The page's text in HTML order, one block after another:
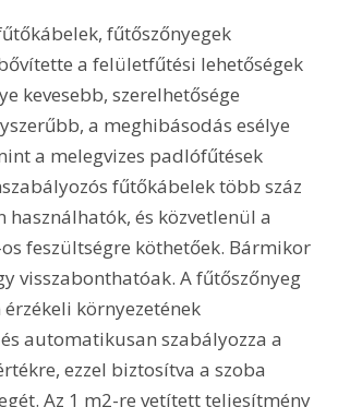
fűtőszőnyegek
a felületfűtési lehetőségek
kevesebb, szerelhetősége
a meghibásodás esélye
a melegvizes padlófűtések
fűtőkábelek több száz
használhatók, és közvetlenül a
feszültségre köthetőek. Bármikor
visszabonthatóak. A fűtőszőnyeg
környezetének
automatikusan szabályozza a
ezzel biztosítva a szoba
Az 1 m2-re vetített teljesítmény